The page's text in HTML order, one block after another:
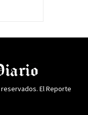
El Reporte